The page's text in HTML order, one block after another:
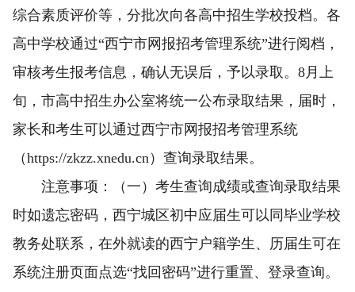
综合素质评价等，分批次向各高中招生学校投档。各
高中学校通过“西宁市网报招考管理系统”进行阅档，
审核考生报考信息，确认无误后，予以录取。8月上
旬，市高中招生办公室将统一公布录取结果，届时，
家长和考生可以通过西宁市网报招考管理系统
（https://zkzz.xnedu.cn）查询录取结果。
注意事项：（一）考生查询成绩或查询录取结果
时如遗忘密码，西宁城区初中应届生可以同毕业学校
教务处联系，在外就读的西宁户籍学生、历届生可在
系统注册页面点选“找回密码”进行重置、登录查询。